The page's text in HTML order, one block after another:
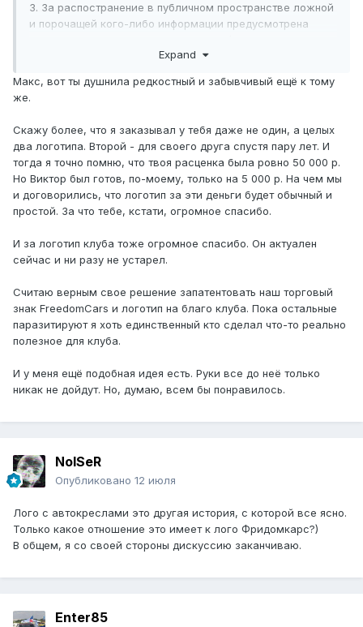
3. За распостранение в публичном пространстве ложной
и порочащей кого-либо информации предусмотрена
изучению, ты сейчас аккуратно под нее попадаешь.
я отказался…Смешно все это.
Expand
Макс, вот ты душнила редкостный и забывчивый ещё к тому
же.
Скажу более, что я заказывал у тебя даже не один, а целых
два логотипа. Второй - для своего друга спустя пару лет. И
тогда я точно помню, что твоя расценка была ровно 50 000 р.
Но Виктор был готов, по-моему, только на 5 000 р. На чем мы
и договорились, что логотип за эти деньги будет обычный и
простой. За что тебе, кстати, огромное спасибо.
И за логотип клуба тоже огромное спасибо. Он актуален
сейчас и ни разу не устарел.
Считаю верным свое решение запатентовать наш торговый
знак FreedomCars и логотип на благо клуба. Пока остальные
паразитируют я хоть единственный кто сделал что-то реально
полезное для клуба.
И у меня ещё подобная идея есть. Руки все до неё только
никак не дойдут. Но, думаю, всем бы понравилось.
NoISeR
Опубликовано 12 июля
Лого с автокреслами это другая история, с которой все ясно.
Только какое отношение это имеет к лого Фридомкарс?)
В общем, я со своей стороны дискуссию заканчиваю.
Enter85